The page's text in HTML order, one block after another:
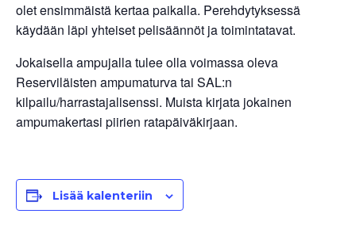
olet ensimmäistä kertaa paikalla. Perehdytyksessä
käydään läpi yhteiset pelisäännöt ja toimintatavat.
Jokaisella ampujalla tulee olla voimassa oleva
Reserviläisten ampumaturva tai SAL:n
kilpailu/harrastajalisenssi. Muista kirjata jokainen
ampumakertasi piirien ratapäiväkirjaan.
Lisää kalenteriin